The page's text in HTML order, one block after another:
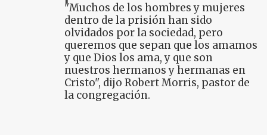
"Muchos de los hombres y mujeres
dentro de la prisión han sido
olvidados por la sociedad, pero
queremos que sepan que los amamos
y que Dios los ama, y ​​que son
nuestros hermanos y hermanas en
Cristo", dijo Robert Morris, pastor de
la congregación.